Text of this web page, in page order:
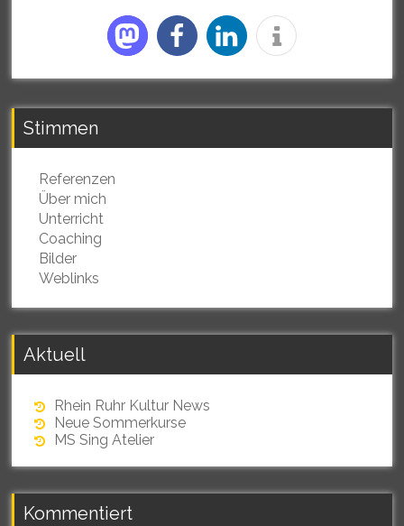
Stimmen
Referenzen
Über mich
Unterricht
Coaching
Bilder
Weblinks
Aktuell
Rhein Ruhr Kultur News
Neue Sommerkurse
MS Sing Atelier
Kommentiert